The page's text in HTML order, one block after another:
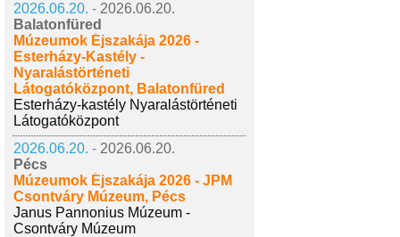
2026.06.20. - 2026.06.20.
Balatonfüred
Múzeumok Éjszakája 2026 -
Esterházy-Kastély -
Nyaralástörténeti
Látogatóközpont, Balatonfüred
Esterházy-kastély Nyaralástörténeti
Látogatóközpont
2026.06.20. - 2026.06.20.
Pécs
Múzeumok Éjszakája 2026 - JPM
Csontváry Múzeum, Pécs
Janus Pannonius Múzeum -
Csontváry Múzeum